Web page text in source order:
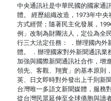
中央通訊社是中華民國的國家通
體。 經歷組織改造，1973年中
方式經營；隨著民主化發展，
例」改制為財團法人，定位為全
行三大法定任務： ．辦理國內
體。 ．辦理國家對外新聞通訊業
加強與國際新聞通訊社合作，增
領先、客觀、翔實」的基本原則
英、日文即時對外發出上千則新
台灣唯一多語文新聞媒體，服務
從台灣民眾延伸至全球僑胞與讀